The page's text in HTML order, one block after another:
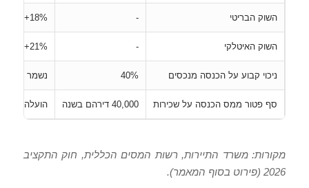
השוק הבריטי -
‎+18%‎
השוק האיטלקי -
‎+21%‎
ניכוי קבוע על הכנסה מנכסים 40% נשמר (חוק
סף פטור ממס הכנסה על שכירות 40,000 דירהם בשנה הועלה (חוק
מקורות: משרד התיירות, רשות המסים הכללית, חוק התקציב
2026 (פירוט בסוף המאמר).